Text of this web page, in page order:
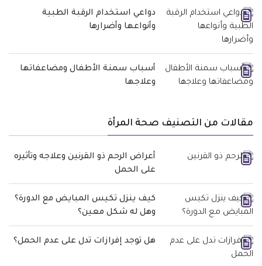
دواعي استخدام الرقبة الطبية
وأنواعها وأضرارها
أسباب سمنة الأطفال ومضاعفاتها
وعلاجها
مقالات من التصنيف صحة المرأة
أعراض الرحم ذو القرنين وعلاجه وتأثيره
على الحمل
كيف ينزل تكيس المبايض مع الدورة؟
وهل له شكل معين؟
هل توجد إفرازات تدل على عدم الحمل؟